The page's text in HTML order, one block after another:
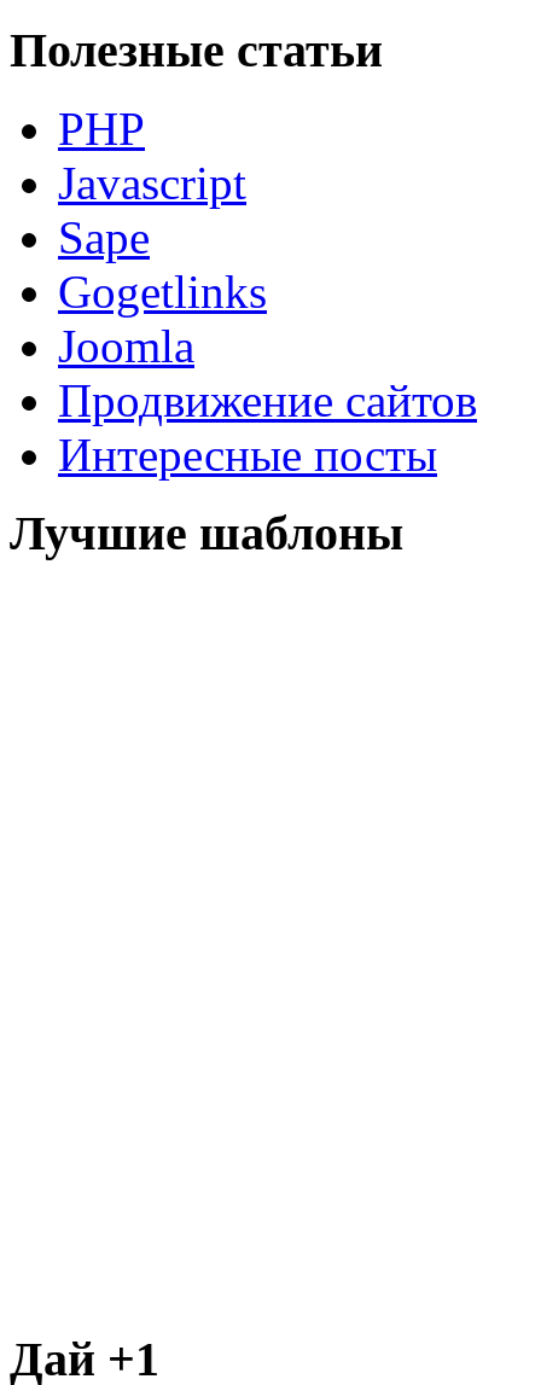
Полезные статьи
PHP
Javascript
Sape
Gogetlinks
Joomla
Продвижение сайтов
Интересные посты
Лучшие шаблоны
Дай +1